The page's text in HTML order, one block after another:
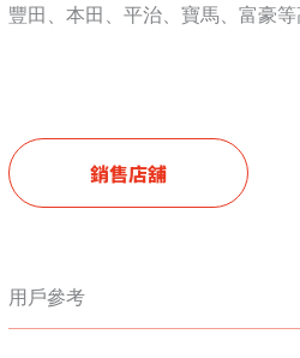
豐田、本田、平治、寶馬、富豪
銷售店舖
用戶參考